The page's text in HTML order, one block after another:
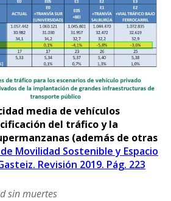
media de vehículos
del tráfico y la
(además de otras
Movilidad Sostenible y Espacio
Revisión 2019. Pág. 223
sin muertes